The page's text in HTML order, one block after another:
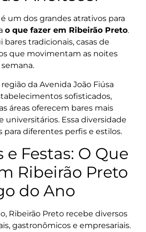
um dos grandes atrativos para
o que fazer em Ribeirão Preto.
bares tradicionais, casas de
que movimentam as noites
da Avenida João Fiúsa
sofisticados,
áreas oferecem bares mais
universitários. Essa diversidade
para diferentes perfis e estilos.
e Festas: O Que
Ribeirão Preto
do Ano
Ribeirão Preto recebe diversos
gastronômicos e empresariais.